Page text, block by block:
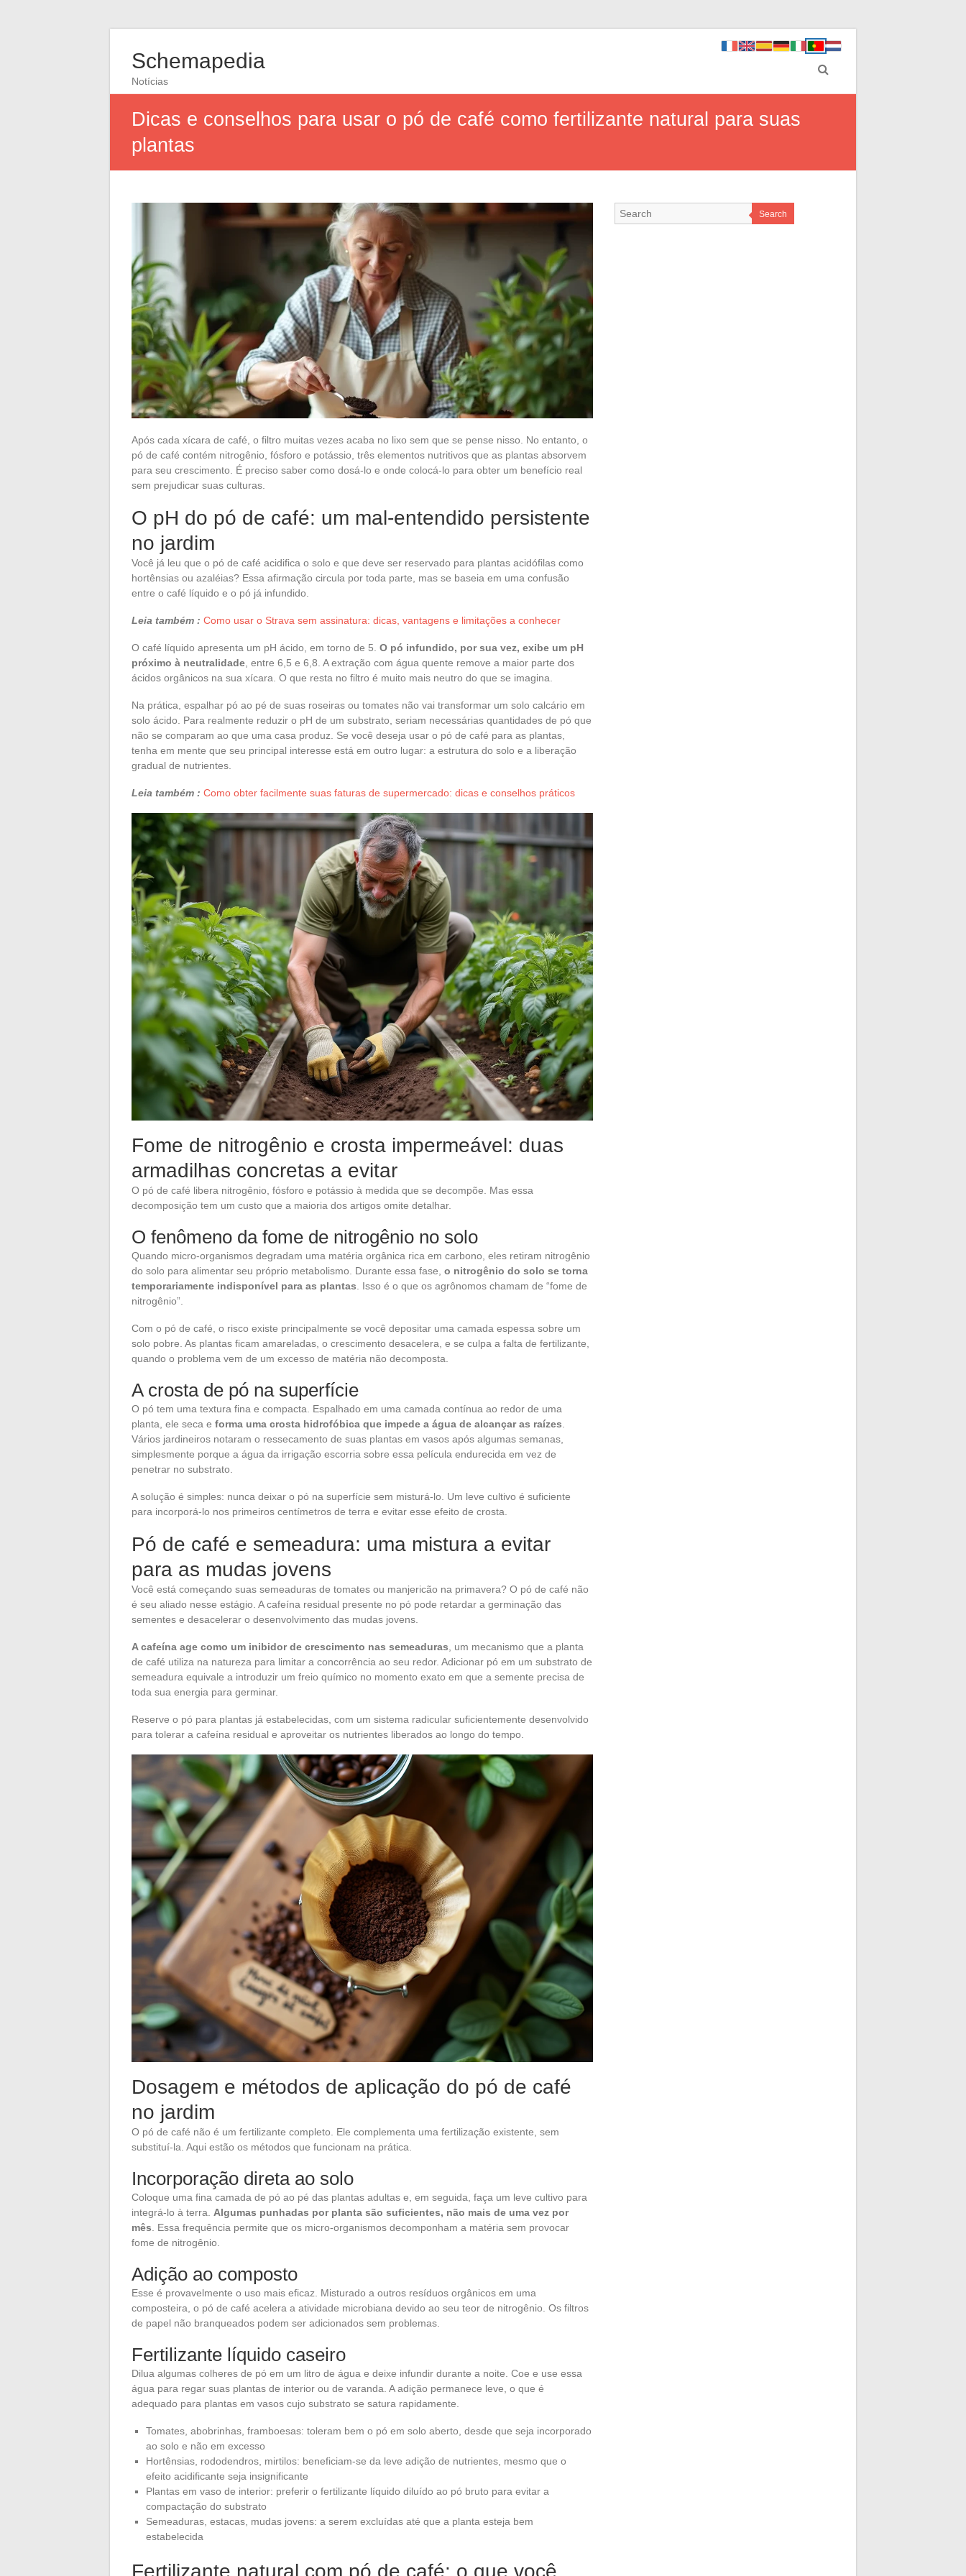
Schemapedia
Notícias
Dicas e conselhos para usar o pó de café como fertilizante natural para suas
plantas
Após cada xícara de café, o filtro muitas vezes acaba no lixo sem que se pense nisso. No entanto, o
pó de café contém nitrogênio, fósforo e potássio, três elementos nutritivos que as plantas absorvem
para seu crescimento. É preciso saber como dosá-lo e onde colocá-lo para obter um benefício real
sem prejudicar suas culturas.
O pH do pó de café: um mal-entendido persistente
no jardim
Você já leu que o pó de café acidifica o solo e que deve ser reservado para plantas acidófilas como
hortênsias ou azaléias? Essa afirmação circula por toda parte, mas se baseia em uma confusão
entre o café líquido e o pó já infundido.
Leia também : Como usar o Strava sem assinatura: dicas, vantagens e limitações a conhecer
O café líquido apresenta um pH ácido, em torno de 5. O pó infundido, por sua vez, exibe um pH
próximo à neutralidade , entre 6,5 e 6,8. A extração com água quente remove a maior parte dos
ácidos orgânicos na sua xícara. O que resta no filtro é muito mais neutro do que se imagina.
Na prática, espalhar pó ao pé de suas roseiras ou tomates não vai transformar um solo calcário em
solo ácido. Para realmente reduzir o pH de um substrato, seriam necessárias quantidades de pó que
não se comparam ao que uma casa produz. Se você deseja usar o pó de café para as plantas,
tenha em mente que seu principal interesse está em outro lugar: a estrutura do solo e a liberação
gradual de nutrientes.
Leia também : Como obter facilmente suas faturas de supermercado: dicas e conselhos práticos
Fome de nitrogênio e crosta impermeável: duas
armadilhas concretas a evitar
O pó de café libera nitrogênio, fósforo e potássio à medida que se decompõe. Mas essa
decomposição tem um custo que a maioria dos artigos omite detalhar.
O fenômeno da fome de nitrogênio no solo
Quando micro-organismos degradam uma matéria orgânica rica em carbono, eles retiram nitrogênio
do solo para alimentar seu próprio metabolismo. Durante essa fase, o nitrogênio do solo se torna
temporariamente indisponível para as plantas . Isso é o que os agrônomos chamam de “fome de
nitrogênio”.
Com o pó de café, o risco existe principalmente se você depositar uma camada espessa sobre um
solo pobre. As plantas ficam amareladas, o crescimento desacelera, e se culpa a falta de fertilizante,
quando o problema vem de um excesso de matéria não decomposta.
A crosta de pó na superfície
O pó tem uma textura fina e compacta. Espalhado em uma camada contínua ao redor de uma
planta, ele seca e forma uma crosta hidrofóbica que impede a água de alcançar as raízes
Vários jardineiros notaram o ressecamento de suas plantas em vasos após algumas semanas,
simplesmente porque a água da irrigação escorria sobre essa película endurecida em vez de
penetrar no substrato.
A solução é simples: nunca deixar o pó na superfície sem misturá-lo. Um leve cultivo é suficiente
para incorporá-lo nos primeiros centímetros de terra e evitar esse efeito de crosta.
Pó de café e semeadura: uma mistura a evitar
para as mudas jovens
Você está começando suas semeaduras de tomates ou manjericão na primavera? O pó de café não
é seu aliado nesse estágio. A cafeína residual presente no pó pode retardar a germinação das
sementes e desacelerar o desenvolvimento das mudas jovens.
A cafeína age como um inibidor de crescimento nas semeaduras , um mecanismo que a planta
de café utiliza na natureza para limitar a concorrência ao seu redor. Adicionar pó em um substrato de
semeadura equivale a introduzir um freio químico no momento exato em que a semente precisa de
toda sua energia para germinar.
Reserve o pó para plantas já estabelecidas, com um sistema radicular suficientemente desenvolvido
para tolerar a cafeína residual e aproveitar os nutrientes liberados ao longo do tempo.
Dosagem e métodos de aplicação do pó de café
no jardim
O pó de café não é um fertilizante completo. Ele complementa uma fertilização existente, sem
substituí-la. Aqui estão os métodos que funcionam na prática.
Incorporação direta ao solo
Coloque uma fina camada de pó ao pé das plantas adultas e, em seguida, faça um leve cultivo para
integrá-lo à terra. Algumas punhadas por planta são suficientes, não mais de uma vez por
mês . Essa frequência permite que os micro-organismos decomponham a matéria sem provocar
fome de nitrogênio.
Adição ao composto
Esse é provavelmente o uso mais eficaz. Misturado a outros resíduos orgânicos em uma
composteira, o pó de café acelera a atividade microbiana devido ao seu teor de nitrogênio. Os filtros
de papel não branqueados podem ser adicionados sem problemas.
Fertilizante líquido caseiro
Dilua algumas colheres de pó em um litro de água e deixe infundir durante a noite. Coe e use essa
água para regar suas plantas de interior ou de varanda. A adição permanece leve, o que é
adequado para plantas em vasos cujo substrato se satura rapidamente.
Tomates, abobrinhas, framboesas: toleram bem o pó em solo aberto, desde que seja incorporado
ao solo e não em excesso
Hortênsias, rododendros, mirtilos: beneficiam-se da leve adição de nutrientes, mesmo que o
efeito acidificante seja insignificante
Plantas em vaso de interior: preferir o fertilizante líquido diluído ao pó bruto para evitar a
compactação do substrato
Semeaduras, estacas, mudas jovens: a serem excluídas até que a planta esteja bem
estabelecida
Fertilizante natural com pó de café: o que você
Search